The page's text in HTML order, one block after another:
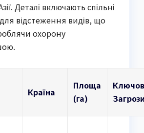
Деталі включають спільні
відстеження видів, що
охорону
Країна
Площа
(га)